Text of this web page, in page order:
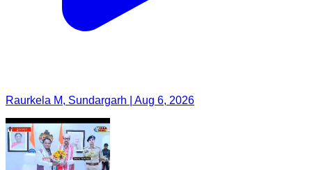
Raurkela M, Sundargarh | Aug 6, 2026